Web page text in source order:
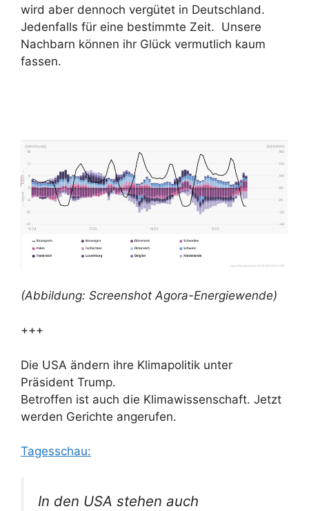
wird aber dennoch vergütet in Deutschland.
Jedenfalls für eine bestimmte Zeit. Unsere
Nachbarn können ihr Glück vermutlich kaum
fassen.
(Abbildung: Screenshot Agora-Energiewende)
+++
Die USA ändern ihre Klimapolitik unter
Präsident Trump.
Betroffen ist auch die Klimawissenschaft. Jetzt
werden Gerichte angerufen.
Tagesschau:
In den USA stehen auch